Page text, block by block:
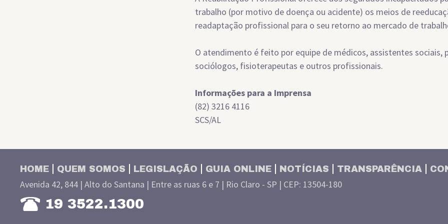
trabalho (por motivo de doença ou acidente) os meios de
readaptação profissional para o seu retorno ao mercado de
O atendimento é feito por equipe de médicos, assistentes sociais,
sociólogos, fisioterapeutas e outros profissionais.
Informações para a Imprensa
(82) 3216 4116
SCS/AL
HOME QUEM SOMOS LEGISLAÇÃO GUIA ONLINE NOTÍCIAS TRANSPARÊNCIA
Avenida 42, 844 | Alto do Santana | Entre as ruas 6 e 7 | Rio Claro - SP | CEP: 13504-180
19 3522.1300